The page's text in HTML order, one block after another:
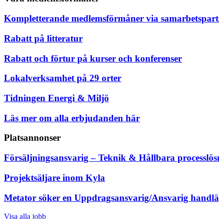
Kompletterande medlemsförmåner via
Rabatt på litteratur
Rabatt och förtur på kurser och konferenser
Lokalverksamhet på 29 orter
Tidningen Energi & Miljö
Läs mer om alla erbjudanden här
Platsannonser
Försäljningsansvarig – Teknik & Hållbara
Projektsäljare inom Kyla
Metator söker en Uppdragsansvarig/Ansvarig
Visa alla jobb